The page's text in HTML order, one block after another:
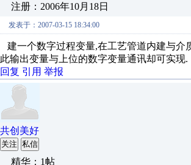
注册：2006年10月18日
发表于：2007-03-15 18:34:00
建一个数字过程变量,在工艺管道内建与介
此输出变量与上位的数字变量通讯却可实现.
回复 引用 举报
共创美好
关注 私信
精华：1帖